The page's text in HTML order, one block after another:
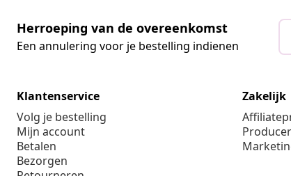
Herroeping van de overeenkomst
Een annulering voor je bestelling indienen
Klantenservice
Volg je bestelling
Mijn account
Betalen
Bezorgen
Zakelijk